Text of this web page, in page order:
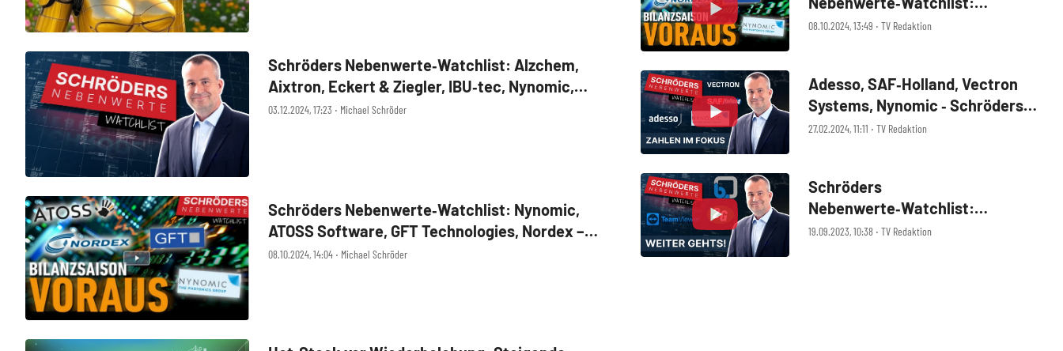
03.12.2024, 17:23 ‧ Michael Schröder
Schröders Nebenwerte‑Watchlist: Alzchem,
Aixtron, Eckert & Ziegler, IBU‑tec, Nynomic,
Technotrans – Tops und Flops im Check
08.10.2024, 14:04 ‧ Michael Schröder
Schröders Nebenwerte‑Watchlist: Nynomic,
ATOSS Software, GFT Technologies, Nordex –
Zahlen im Fokus
08.10.2024, 13:49 ‧ TV Redaktion
Nynomic, ATOSS Software, GFT
27.02.2024, 11:11 ‧ TV Redaktion
Adesso, SAF‑Holland, Vectron
Systems, Nynomic ‑ Schröders
Nebenwerte‑Watchlist
19.09.2023, 10:38 ‧ TV Redaktion
Schröders
Nebenwerte‑Watchlist:
Nynomic, 2G Energy, BayWa,